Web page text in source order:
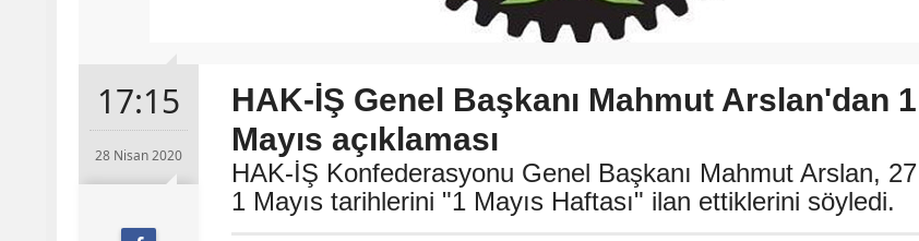
17:15
28 Nisan 2020
HAK-İŞ Genel Başkanı Mahmut Arslan'dan 1
Mayıs açıklaması
HAK-İŞ Konfederasyonu Genel Başkanı Mahmut Arslan,
1 Mayıs tarihlerini "1 Mayıs Haftası" ilan ettiklerini söyledi.